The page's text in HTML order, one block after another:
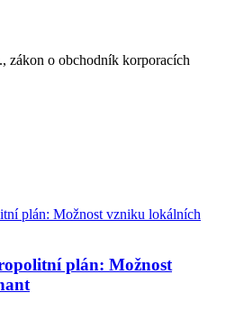
zákon o obchodník korporacích
plán: Možnost